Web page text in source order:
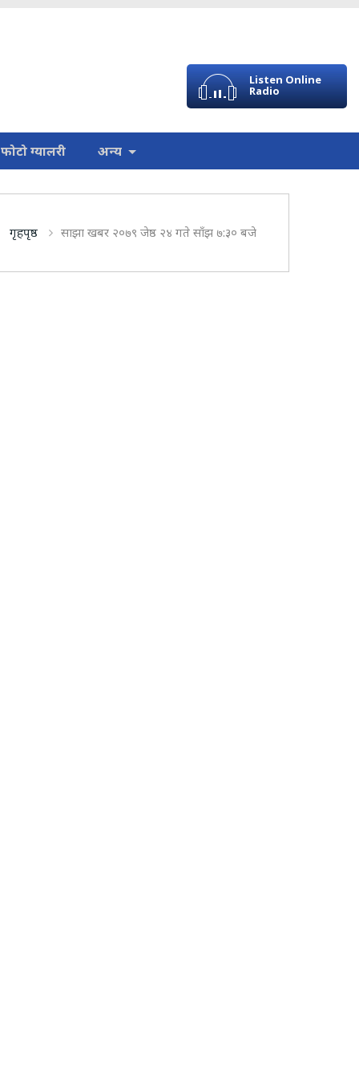
Listen Online
Radio
फोटो ग्यालरी अन्य
गृहपृष्ठ साझा खबर २०७९ जेष्ठ २४ गते साँझ ७:३० बजे